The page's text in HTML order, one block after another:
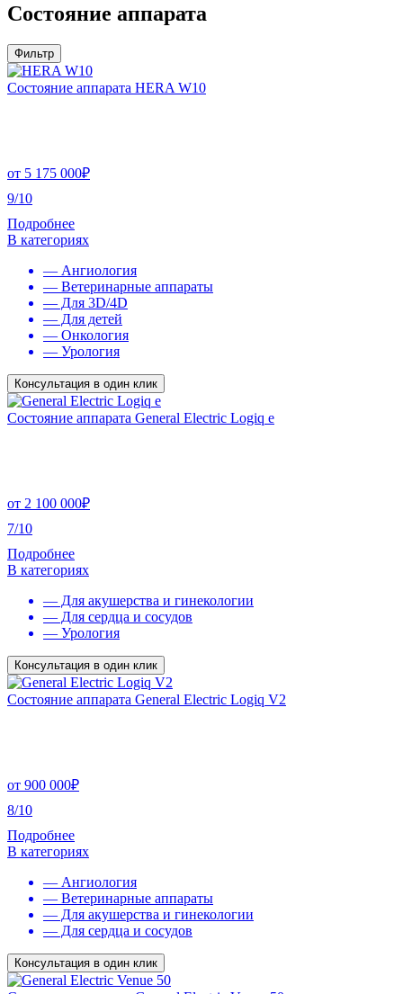
Состояние аппарата
Фильтр
Состояние аппарата HERA W10
от 5 175 000₽
9/10
Подробнее
В категориях
— Ангиология
— Ветеринарные аппараты
— Для 3D/4D
— Для детей
— Онкология
— Урология
Консультация в один клик
Состояние аппарата General Electric Logiq e
от 2 100 000₽
7/10
Подробнее
В категориях
— Для акушерства и гинекологии
— Для сердца и сосудов
— Урология
Консультация в один клик
Состояние аппарата General Electric Logiq V2
от 900 000₽
8/10
Подробнее
В категориях
— Ангиология
— Ветеринарные аппараты
— Для акушерства и гинекологии
— Для сердца и сосудов
Консультация в один клик